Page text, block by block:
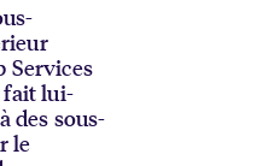
Services
fait lui-
des sous-
le